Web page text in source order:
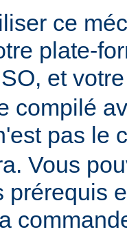
ce
plate-
et
compilé
pas le
Vous
prérequis